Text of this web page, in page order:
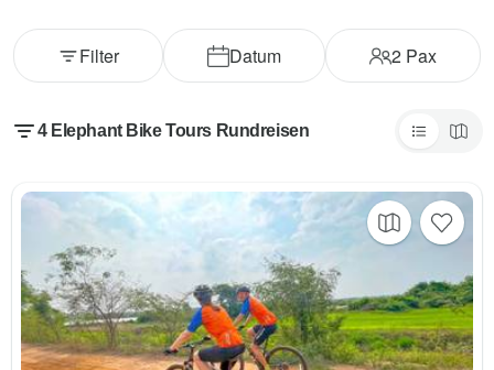
Datum 2 Pax
Filter
4 Elephant Bike Tours Rundreisen